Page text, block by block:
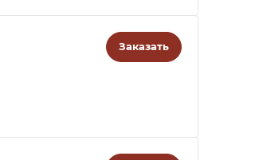
Заказать